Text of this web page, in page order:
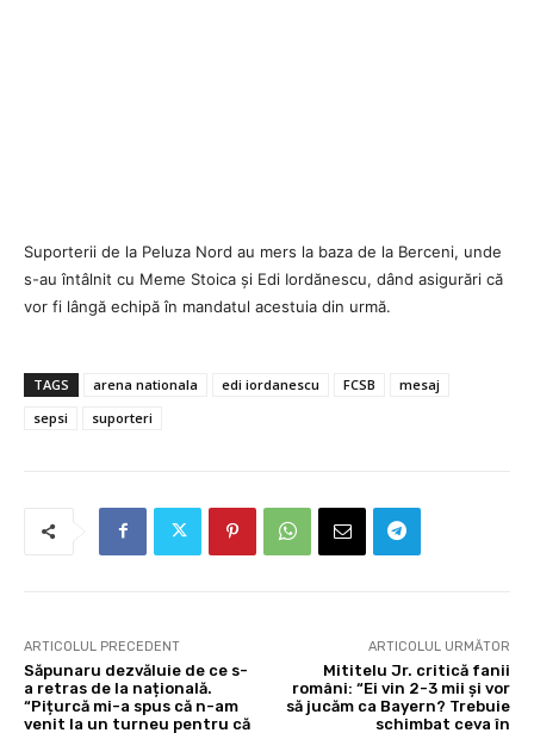
Suporterii de la Peluza Nord au mers la baza de la Berceni, unde
s-au întâlnit cu Meme Stoica și Edi Iordănescu, dând asigurări că
vor fi lângă echipă în mandatul acestuia din urmă.
TAGS arena nationala edi iordanescu FCSB
mesaj
sepsi
suporteri
ARTICOLUL PRECEDENT
Săpunaru dezvăluie de ce s-
a retras de la națională.
“Pițurcă mi-a spus că n-am
venit la un turneu pentru că
ARTICOLUL URMĂTOR
Mititelu Jr. critică fanii
români: “Ei vin 2-3 mii și vor
să jucăm ca Bayern? Trebuie
schimbat ceva în